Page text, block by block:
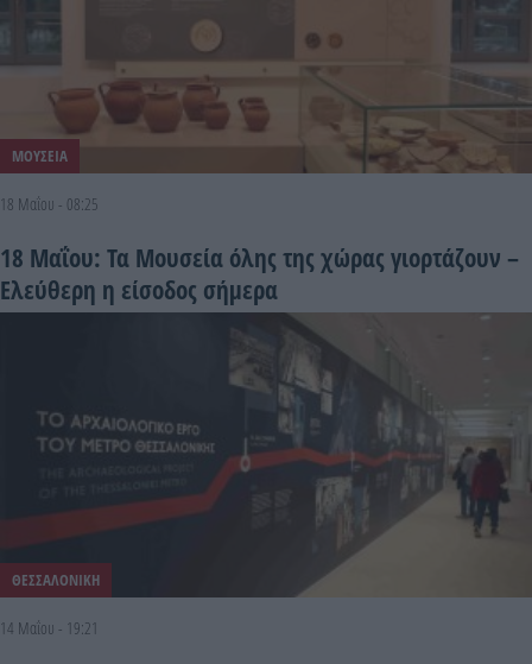
ΜΟΥΣΕΙΑ
18 Μαΐου - 08:25
18 Μαΐου: Τα Μουσεία όλης της χώρας γιορτάζουν –
Ελεύθερη η είσοδος σήμερα
ΘΕΣΣΑΛΟΝΙΚΗ
14 Μαΐου - 19:21